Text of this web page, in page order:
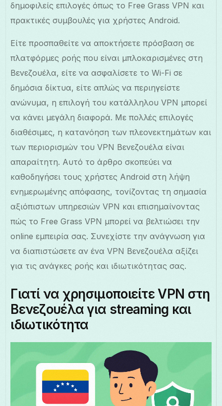
δημοφιλείς επιλογές όπως το Free Grass VPN και
πρακτικές συμβουλές για χρήστες Android.
Είτε προσπαθείτε να αποκτήσετε πρόσβαση σε
πλατφόρμες ροής που είναι μπλοκαρισμένες στη
Βενεζουέλα, είτε να ασφαλίσετε το Wi-Fi σε
δημόσια δίκτυα, είτε απλώς να περιηγείστε
ανώνυμα, η επιλογή του κατάλληλου VPN μπορεί
να κάνει μεγάλη διαφορά. Με πολλές επιλογές
διαθέσιμες, η κατανόηση των πλεονεκτημάτων και
των περιορισμών του VPN Βενεζουέλα είναι
απαραίτητη. Αυτό το άρθρο σκοπεύει να
καθοδηγήσει τους χρήστες Android στη λήψη
ενημερωμένης απόφασης, τονίζοντας τη σημασία
αξιόπιστων υπηρεσιών VPN και επισημαίνοντας
πώς το Free Grass VPN μπορεί να βελτιώσει την
online εμπειρία σας. Συνεχίστε την ανάγνωση για
να διαπιστώσετε αν ένα VPN Βενεζουέλα αξίζει
για τις ανάγκες ροής και ιδιωτικότητας σας.
Γιατί να χρησιμοποιείτε VPN στη
Βενεζουέλα για streaming και
ιδιωτικότητα